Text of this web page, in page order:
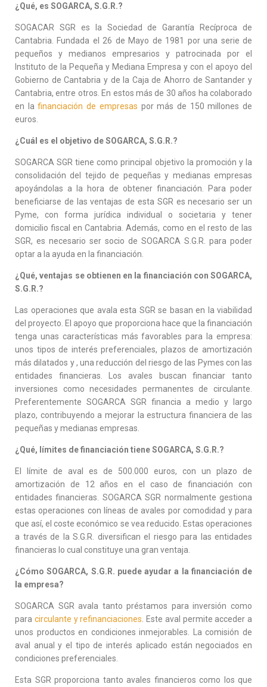
¿Qué, es SOGARCA, S.G.R.?
SOGACAR SGR es la Sociedad de Garantía Recíproca de
Cantabria. Fundada el 26 de Mayo de 1981 por una serie de
pequeños y medianos empresarios y patrocinada por el
Instituto de la Pequeña y Mediana Empresa y con el apoyo del
Gobierno de Cantabria y de la Caja de Ahorro de Santander y
Cantabria, entre otros. En estos más de 30 años ha colaborado
en lafinanciación de empresas por más de 150 millones de
euros.
¿Cuál es el objetivo de SOGARCA, S.G.R.?
SOGARCA SGR tiene como principal objetivo la promoción y la
consolidación del tejido de pequeñas y medianas empresas
apoyándolas a la hora de obtener financiación. Para poder
beneficiarse de las ventajas de esta SGR es necesario ser un
Pyme, con forma jurídica individual o societaria y tener
domicilio fiscal en Cantabria. Además, como en el resto de las
SGR, es necesario ser socio de SOGARCA S.G.R. para poder
optar a la ayuda en la financiación.
¿Qué, ventajas se obtienen en la financiación con SOGARCA,
S.G.R.?
Las operaciones que avala esta SGR se basan en la viabilidad
del proyecto. El apoyo que proporciona hace que la financiación
tenga unas características más favorables para la empresa:
unos tipos de interés preferenciales, plazos de amortización
más dilatados y , una reducción del riesgo de las Pymes con las
entidades financieras. Los avales buscan financiar tanto
inversiones como necesidades permanentes de circulante.
Preferentemente SOGARCA SGR financia a medio y largo
plazo, contribuyendo a mejorar la estructura financiera de las
pequeñas y medianas empresas.
¿Qué, límites de financiación tiene SOGARCA, S.G.R.?
El límite de aval es de 500.000 euros, con un plazo de
amortización de 12 años en el caso de financiación con
entidades financieras. SOGARCA SGR normalmente gestiona
estas operaciones con líneas de avales por comodidad y para
que así, el coste económico se vea reducido. Estas operaciones
a través de la S.G.R. diversifican el riesgo para las entidades
financieras lo cual constituye una gran ventaja.
¿Cómo SOGARCA, S.G.R. puede ayudar a la financiación de
la empresa?
SOGARCA SGR avala tanto préstamos para inversión como
para circulante y refinanciaciones . Este aval permite acceder a
unos productos en condiciones inmejorables. La comisión de
aval anual y el tipo de interés aplicado están negociados en
condiciones preferenciales.
Esta SGR proporciona tanto avales financieros como los que